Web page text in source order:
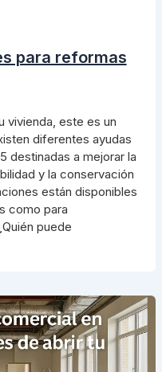
para reformas
vivienda, este es un
diferentes ayudas
destinadas a mejorar la
y la conservación
están disponibles
como para
puede